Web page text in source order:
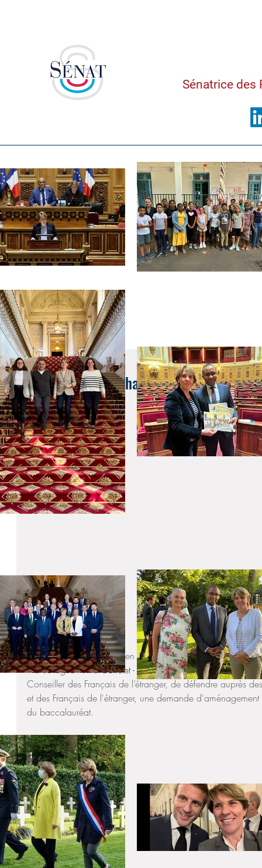
Sénatrice des
Lycée français de Shanghai : épreuves du
19 avr. 2022
Après cette réunion riche en échanges et en convictions,
ma collègue Anne Genetet - Députée et moi-même,
Conseiller des Français de l’étranger, de défendre auprès
et des Français de l'étranger, une demande
du baccalauréat.